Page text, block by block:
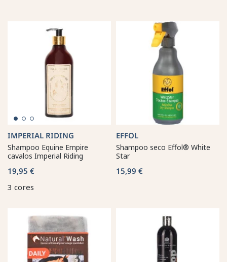
IMPERIAL RIDING
Shampoo Equine Empire
cavalos Imperial Riding
19,95 €
3 cores
EFFOL
Shampoo seco Effol® White
Star
15,99 €